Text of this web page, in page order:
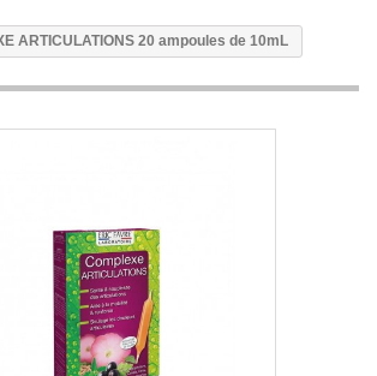
ARTICULATIONS 20 ampoules de 10mL